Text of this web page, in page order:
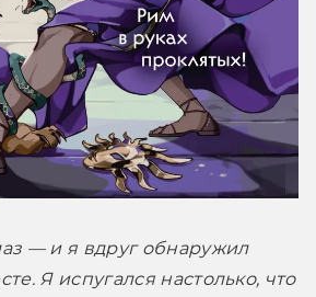
— и я вдруг обнаружил
Я испугался настолько, что